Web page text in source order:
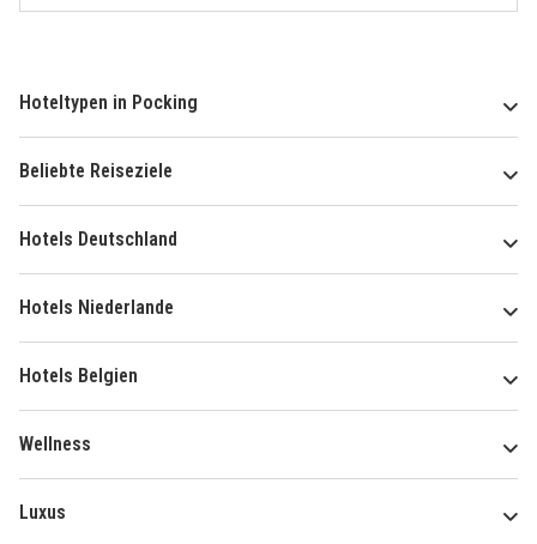
Hoteltypen in Pocking
Beliebte Reiseziele
Hotels Deutschland
Hotels Niederlande
Hotels Belgien
Wellness
Luxus